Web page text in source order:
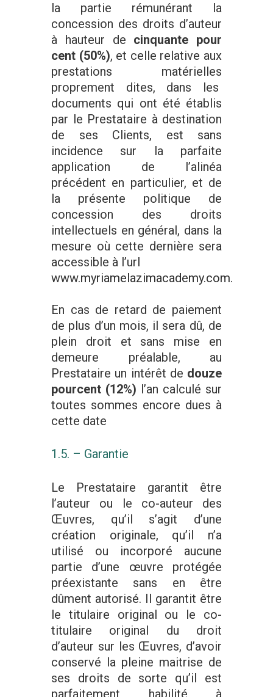
la partie rémunérant la
concession des droits d’auteur
à hauteur de cinquante pour
cent (50%), et celle relative aux
prestations matérielles
proprement dites, dans les
documents qui ont été établis
par le Prestataire à destination
de ses Clients, est sans
incidence sur la parfaite
application de l’alinéa
précédent en particulier, et de
la présente politique de
concession des droits
intellectuels en général, dans la
mesure où cette dernière sera
accessible à l’url
www.myriamelazimacademy.com.
En cas de retard de paiement
de plus d’un mois, il sera dû, de
plein droit et sans mise en
demeure préalable, au
Prestataire un intérêt de douze
pourcent (12%) l’an calculé sur
toutes sommes encore dues à
cette date
1.5. – Garantie
Le Prestataire garantit être
l’auteur ou le co-auteur des
Œuvres, qu’il s’agit d’une
création originale, qu’il n’a
utilisé ou incorporé aucune
partie d’une œuvre protégée
préexistante sans en être
dûment autorisé. Il garantit être
le titulaire original ou le co-
titulaire original du droit
d’auteur sur les Œuvres, d’avoir
conservé la pleine maitrise de
ses droits de sorte qu’il est
parfaitement habilité à